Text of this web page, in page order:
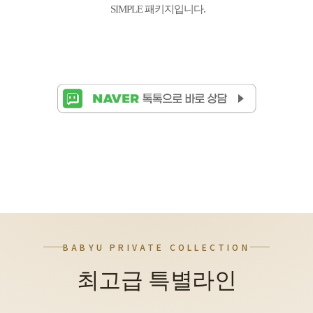
SIMPLE 패키지입니다.
BABYU PRIVATE COLLECTION
최고급 특별라인